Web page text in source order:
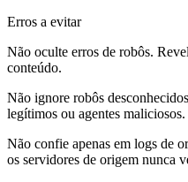
Erros a evitar
Não oculte erros de robôs.
conteúdo.
Não ignore robôs
legítimos ou agentes maliciosos.
Não confie apenas em logs de
os servidores de origem nunca